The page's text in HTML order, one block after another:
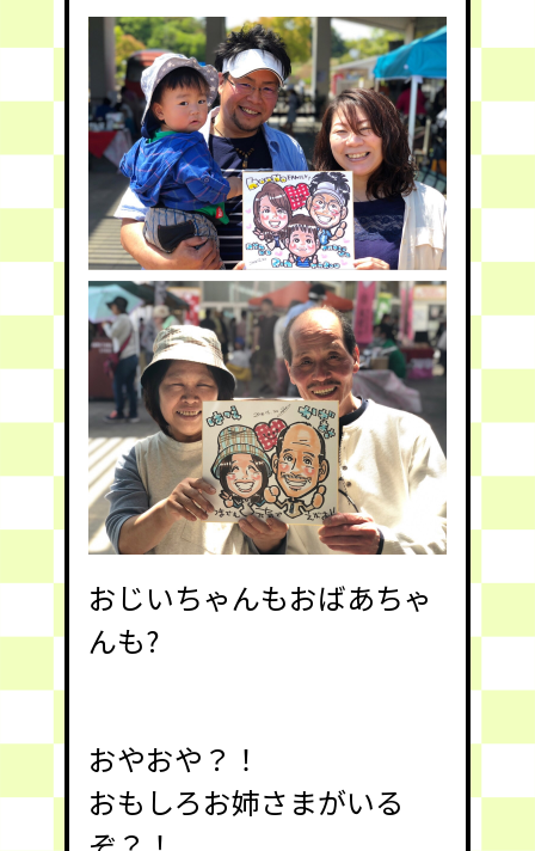
おじいちゃんもおばあちゃ
んも?
おやおや？！
おもしろお姉さまがいる